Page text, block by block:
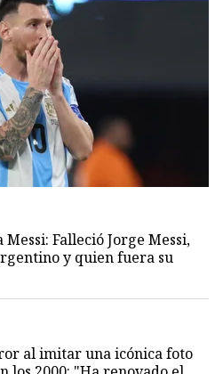
Falleció Jorge Messi,
y quien fuera su
al imitar una icónica foto